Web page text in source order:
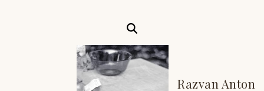
Razvan Anton